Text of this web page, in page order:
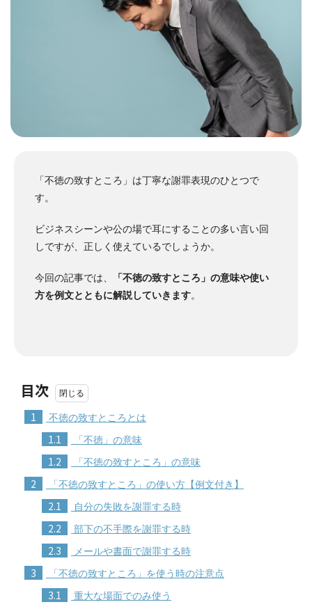
「不徳の致すところ」は丁寧な謝罪表現のひとつで
す。
ビジネスシーンや公の場で耳にすることの多い言い回
しですが、正しく使えているでしょうか。
今回の記事では、
「不徳の致すところ」の意味や使い
方を例文とともに解説していきます。
目次
1 不徳の致すところとは
1.1 「不徳」の意味
1.2 「不徳の致すところ」の意味
2 「不徳の致すところ」の使い方【例文付き】
2.1 自分の失敗を謝罪する時
2.2 部下の不手際を謝罪する時
2.3 メールや書面で謝罪する時
3 「不徳の致すところ」を使う時の注意点
3.1 重大な場面でのみ使う